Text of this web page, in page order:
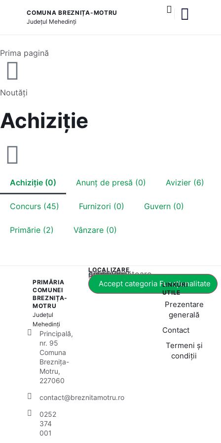
COMUNA BREZNIȚA-MOTRU
Județul Mehedinți
Prima pagină
Noutăți
Achiziție
Achiziție (0) Anunț de presă (0) Avizier (6)
Concurs (45) Furnizori (0) Guvern (0)
Primărie (2) Vânzare (0)
PRIMĂRIA
COMUNEI
BREZNIȚA-
MOTRU
Județul
Mehedinți
Principală,
nr. 95
Comuna
Breznița-
Motru,
227060
contact@breznitamotru.ro
0252
374
001
LOCALIZARE
Acest conținut este blocat până când acceptați categoria corespunzătoare de cookie-uri.
Accept categoria Funcționalitate
LINKURI
UTILE
Prezentare
generală
Contact
Termeni și
condiții